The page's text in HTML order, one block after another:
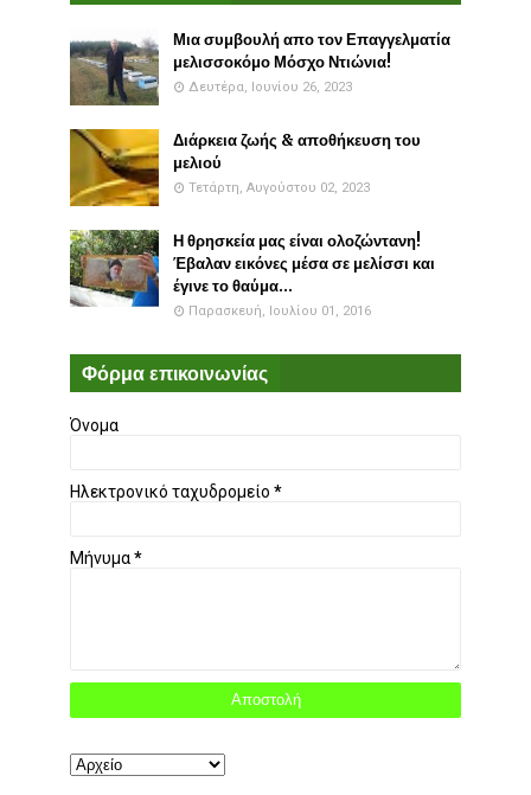
Μια συμβουλή απο τον Επαγγελματία
μελισσοκόμο Μόσχο Ντιώνια!
Δευτέρα, Ιουνίου 26, 2023
Διάρκεια ζωής & αποθήκευση του
μελιού
Τετάρτη, Αυγούστου 02, 2023
Η θρησκεία μας είναι ολοζώντανη!
Έβαλαν εικόνες μέσα σε μελίσσι και
έγινε το θαύμα...
Παρασκευή, Ιουλίου 01, 2016
Φόρμα επικοινωνίας
Όνομα
Ηλεκτρονικό ταχυδρομείο *
Μήνυμα*